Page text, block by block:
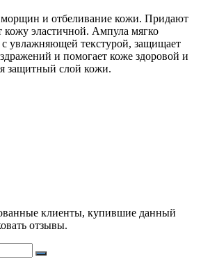
морщин и отбеливание кожи. Придают
кожу эластичной. Ампула мягко
увлажняющей текстурой, защищает
и помогает коже здоровой и
защитный слой кожи.
клиенты, купившие данный
отзывы.